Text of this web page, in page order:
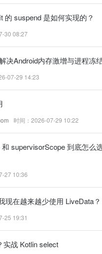
的 suspend 是如何实现的？
30 08:27
决Android内存激增与进程冻
07-29 14:23
时间：2026-07-29 10:22
supervisorScope 到底怎么
27 10:36
现在越来越少使用 LiveData？
25 19:31
战 Kotlin select